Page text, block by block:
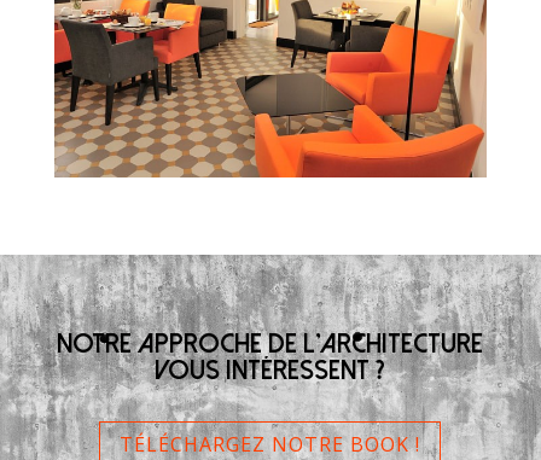
NOTRE APPROCHE DE L'ARCHITECTURE
VOUS INTÉRESSENT ?
TÉLÉCHARGEZ NOTRE BOOK !